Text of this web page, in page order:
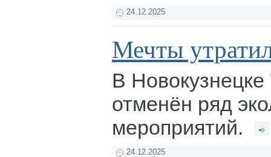
24.12.2025
Мечты
В Новокузнецке
отменён ряд
мероприятий.
24.12.2025